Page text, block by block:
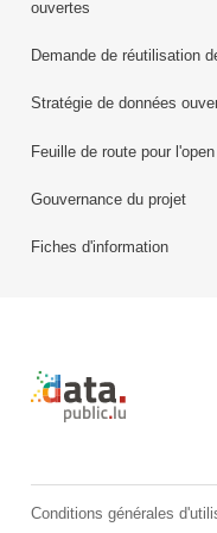
ouvertes
Demande de réutilisation
Stratégie de données
Feuille de route pour
Gouvernance du projet
Fiches d'information
Retour à l'accueil
Conditions générales